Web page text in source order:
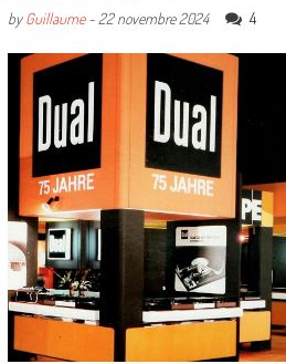
byGuillaume- 22 novembre 2024 4